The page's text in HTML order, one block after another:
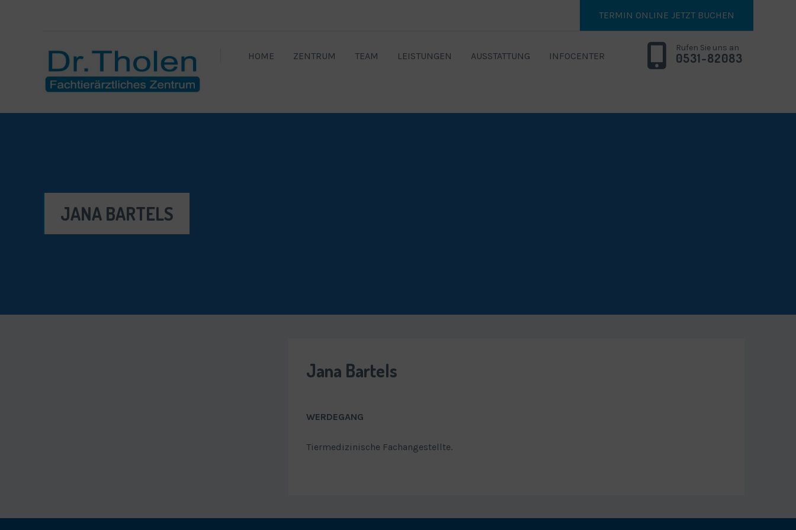
TERMIN ONLINE JETZT BUCHEN
HOME ZENTRUM TEAM LEISTUNGEN AUSSTATTUNG INFOCENTER
Rufen Sie uns an
0531-82083
JANA BARTELS
Jana Bartels
WERDEGANG
Tiermedizinische Fachangestellte.